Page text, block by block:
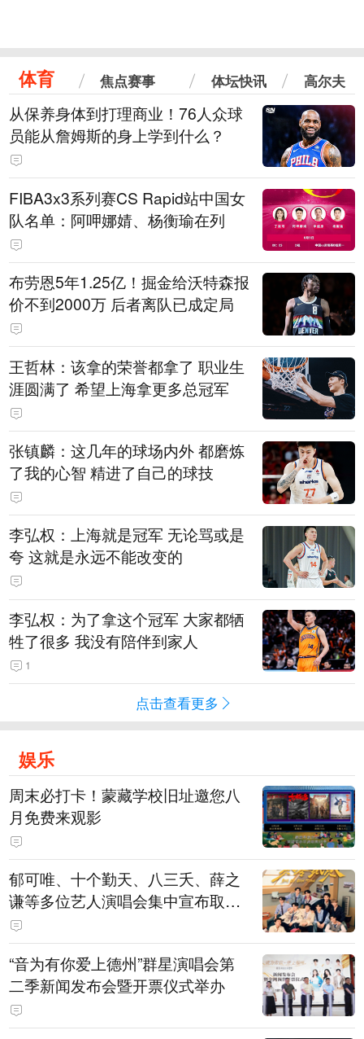
体育 焦点赛事 体坛快讯 高尔夫
从保养身体到打理商业！76人众球
员能从詹姆斯的身上学到什么？
FIBA3x3系列赛CS Rapid站中国女
队名单：阿呷娜婧、杨衡瑜在列
布劳恩5年1.25亿！掘金给沃特森报
价不到2000万 后者离队已成定局
王哲林：该拿的荣誉都拿了 职业生
涯圆满了 希望上海拿更多总冠军
张镇麟：这几年的球场内外 都磨炼
了我的心智 精进了自己的球技
李弘权：上海就是冠军 无论骂或是
夸 这就是永远不能改变的
李弘权：为了拿这个冠军 大家都牺
牲了很多 我没有陪伴到家人
1
点击查看更多
娱乐
周末必打卡！蒙藏学校旧址邀您八
月免费来观影
郁可唯、十个勤天、八三夭、薛之
谦等多位艺人演唱会集中宣布取消
或延期
“音为有你爱上德州”群星演唱会第
二季新闻发布会暨开票仪式举办